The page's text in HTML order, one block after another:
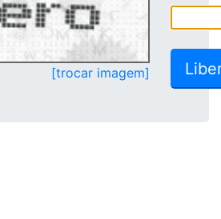
[trocar imagem]